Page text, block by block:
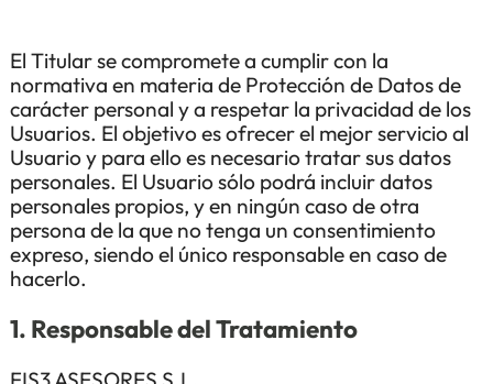
El Titular se compromete a cumplir con la
normativa en materia de Protección de Datos de
carácter personal y a respetar la privacidad de los
Usuarios. El objetivo es ofrecer el mejor servicio al
Usuario y para ello es necesario tratar sus datos
personales. El Usuario sólo podrá incluir datos
personales propios, y en ningún caso de otra
persona de la que no tenga un consentimiento
expreso, siendo el único responsable en caso de
hacerlo.
1. Responsable del Tratamiento